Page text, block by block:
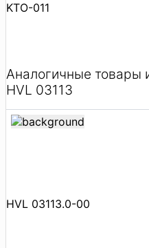
KTO-011
Аналогичные товары
HVL 03113
HVL 03113.0-00